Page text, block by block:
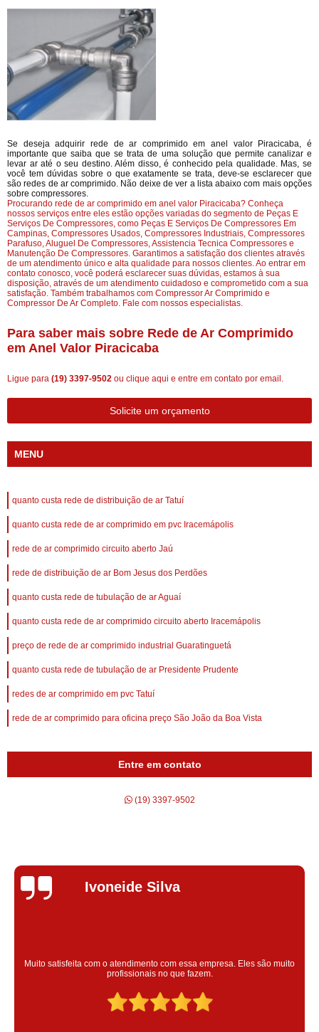
Se deseja adquirir rede de ar comprimido em anel valor Piracicaba, é
importante que saiba que se trata de uma solução que permite canalizar e
levar ar até o seu destino. Além disso, é conhecido pela qualidade. Mas, se
você tem dúvidas sobre o que exatamente se trata, deve-se esclarecer que
são redes de ar comprimido. Não deixe de ver a lista abaixo com mais opções
sobre compressores.
Procurando rede de ar comprimido em anel valor Piracicaba? Conheça
nossos serviços entre eles estão opções variadas do segmento de Peças E
Serviços De Compressores, como Peças E Serviços De Compressores Em
Campinas, Compressores Usados, Compressores Industriais, Compressores
Parafuso, Aluguel De Compressores, Assistencia Tecnica Compressores e
Manutenção De Compressores. Garantimos a satisfação dos clientes através
de um atendimento único e alta qualidade para nossos clientes. Ao entrar em
contato conosco, você poderá esclarecer suas dúvidas, estamos à sua
disposição, através de um atendimento cuidadoso e comprometido com a sua
satisfação. Também trabalhamos com Compressor Ar Comprimido e
Compressor De Ar Completo. Fale com nossos especialistas.
Para saber mais sobre Rede de Ar Comprimido
em Anel Valor Piracicaba
Ligue para (19) 3397-9502 ou clique aqui e entre em contato por email.
Solicite um orçamento
MENU
quanto custa rede de distribuição de ar Tatuí
quanto custa rede de ar comprimido em pvc Iracemápolis
rede de ar comprimido circuito aberto Jaú
rede de distribuição de ar Bom Jesus dos Perdões
quanto custa rede de tubulação de ar Aguaí
quanto custa rede de ar comprimido circuito aberto Iracemápolis
preço de rede de ar comprimido industrial Guaratinguetá
quanto custa rede de tubulação de ar Presidente Prudente
redes de ar comprimido em pvc Tatuí
rede de ar comprimido para oficina preço São João da Boa Vista
Entre em contato
(19) 3397-9502
Silvana Alves
Super satisfeita com o serviço prestado, atendimento muito bom!
colaoradores educado e transparente, destaque para o colaborador
Claudinei excelente profissional!